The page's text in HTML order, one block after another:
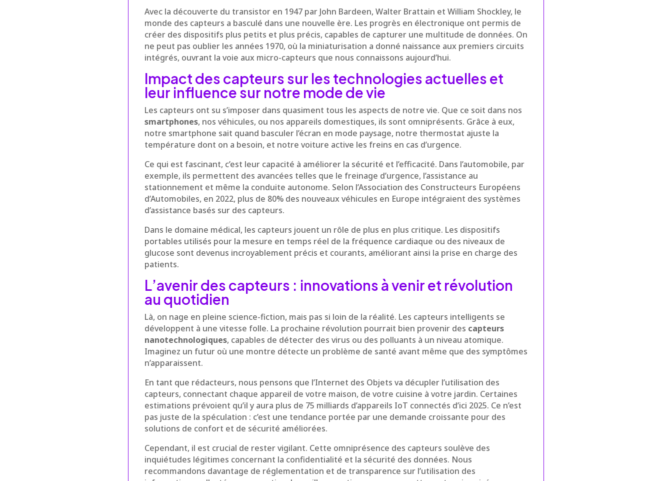
Avec la découverte du transistor en 1947 par John Bardeen, Walter Brattain et William Shockley, le
monde des capteurs a basculé dans une nouvelle ère. Les progrès en électronique ont permis de
créer des dispositifs plus petits et plus précis, capables de capturer une multitude de données. On
ne peut pas oublier les années 1970, où la miniaturisation a donné naissance aux premiers circuits
intégrés, ouvrant la voie aux micro-capteurs que nous connaissons aujourd’hui.
Impact des capteurs sur les technologies actuelles et
leur influence sur notre mode de vie
Les capteurs ont su s’imposer dans quasiment tous les aspects de notre vie. Que ce soit dans nos
smartphones, nos véhicules, ou nos appareils domestiques, ils sont omniprésents. Grâce à eux,
notre smartphone sait quand basculer l’écran en mode paysage, notre thermostat ajuste la
température dont on a besoin, et notre voiture active les freins en cas d’urgence.
Ce qui est fascinant, c’est leur capacité à améliorer la sécurité et l’efficacité. Dans l’automobile, par
exemple, ils permettent des avancées telles que le freinage d’urgence, l’assistance au
stationnement et même la conduite autonome. Selon l’Association des Constructeurs Européens
d’Automobiles, en 2022, plus de 80% des nouveaux véhicules en Europe intégraient des systèmes
d’assistance basés sur des capteurs.
Dans le domaine médical, les capteurs jouent un rôle de plus en plus critique. Les dispositifs
portables utilisés pour la mesure en temps réel de la fréquence cardiaque ou des niveaux de
glucose sont devenus incroyablement précis et courants, améliorant ainsi la prise en charge des
patients.
L’avenir des capteurs : innovations à venir et révolution
au quotidien
Là, on nage en pleine science-fiction, mais pas si loin de la réalité. Les capteurs intelligents se
développent à une vitesse folle. La prochaine révolution pourrait bien provenir des capteurs
nanotechnologiques, capables de détecter des virus ou des polluants à un niveau atomique.
Imaginez un futur où une montre détecte un problème de santé avant même que des symptômes
n’apparaissent.
En tant que rédacteurs, nous pensons que l’Internet des Objets va décupler l’utilisation des
capteurs, connectant chaque appareil de votre maison, de votre cuisine à votre jardin. Certaines
estimations prévoient qu’il y aura plus de 75 milliards d’appareils IoT connectés d’ici 2025. Ce n’est
pas juste de la spéculation : c’est une tendance portée par une demande croissante pour des
solutions de confort et de sécurité améliorées.
Cependant, il est crucial de rester vigilant. Cette omniprésence des capteurs soulève des
inquiétudes légitimes concernant la confidentialité et la sécurité des données. Nous
recommandons davantage de réglementation et de transparence sur l’utilisation des